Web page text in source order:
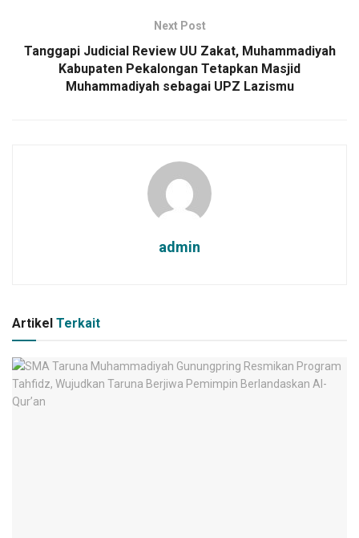
Next Post
Tanggapi Judicial Review UU Zakat, Muhammadiyah
Kabupaten Pekalongan Tetapkan Masjid
Muhammadiyah sebagai UPZ Lazismu
admin
Artikel Terkait